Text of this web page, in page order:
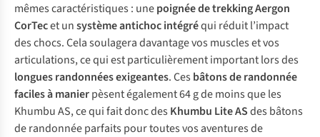
mêmes caractéristiques : unepoignée de trekking Aergon
CorTecet unsystème antichoc intégréqui réduit l’impact
des chocs. Cela soulagera davantage vos muscles et vos
articulations, ce qui est particulièrement important lors des
longues randonnées exigeantes. Ces bâtons de randonnée
faciles à manierpèsent également 64 g de moins que les
Khumbu AS, ce qui fait donc des Khumbu Lite ASdes bâtons
de randonnée parfaits pour toutes vos aventures de